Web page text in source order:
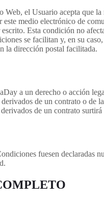
Web, el Usuario acepta que
este medio electrónico de
escrito. Esta condición no
se facilitan y, en su
la dirección postal facilitada.
a un derecho o acción
de un contrato o
de un contrato
fuesen declaradas